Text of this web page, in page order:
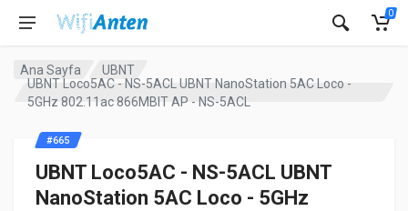
0
Ana Sayfa
UBNT
UBNT Loco5AC - NS-5ACL UBNT NanoStation 5AC Loco -
5GHz 802.11ac 866MBIT AP - NS-5ACL
UBNT Loco5AC - NS-5ACL UBNT
NanoStation 5AC Loco - 5GHz
#665